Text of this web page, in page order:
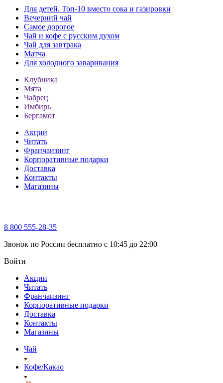
Для детей. Топ-10 вместо сока и газировки
Вечерний чай
Самое дорогое
Чай и кофе с русским духом
Чай для завтрака
Матча
Для холодного заваривания
Клубника
Мята
Чабрец
Имбирь
Бергамот
Акции
Читать
Франчаизинг
Корпоративные подарки
Доставка
Контакты
Магазины
8 800 555-28-35
Звонок по России бесплатно c 10:45 до 22:00
Войти
Акции
Читать
Франчаизинг
Корпоративные подарки
Доставка
Контакты
Магазины
Чай
Кофе/Какао